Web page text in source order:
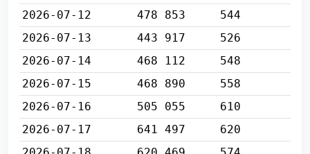
2026-07-12
478 853
544
2026-07-13
443 917
526
2026-07-14
468 112
548
2026-07-15
468 890
558
2026-07-16
505 055
610
2026-07-17
641 497
620